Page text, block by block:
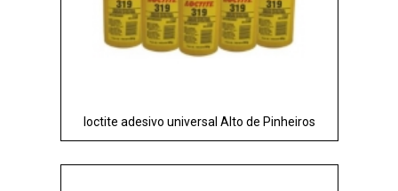
loctite adesivo universal Alto de Pinheiros